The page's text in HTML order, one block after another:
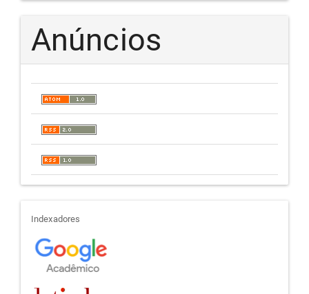
Anúncios
indexadores
Indexadores